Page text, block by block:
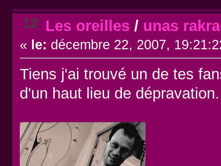
12 Les oreilles / unas
« le: décembre 22, 2007,
Tiens j'ai trouvé un de tes
d'un haut lieu de dépravation.